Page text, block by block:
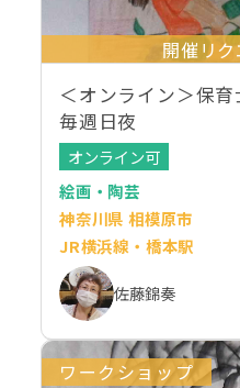
開催リ
＜オンライン＞保
毎週日夜
オンライン可
絵画・陶芸
神奈川県 相模原市
JR横浜線・橋本駅
佐藤錦奏
ワークショップ